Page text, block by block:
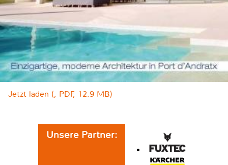
Jetzt laden (, PDF, 12.9 MB)
Unsere Partner: